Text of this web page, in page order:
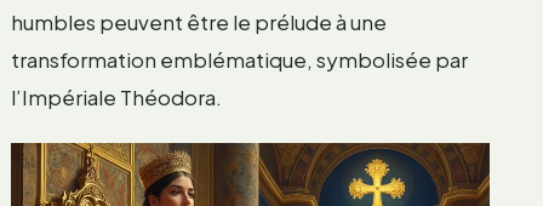
humbles peuvent être le prélude à une
transformation emblématique, symbolisée par
l’Impériale Théodora.